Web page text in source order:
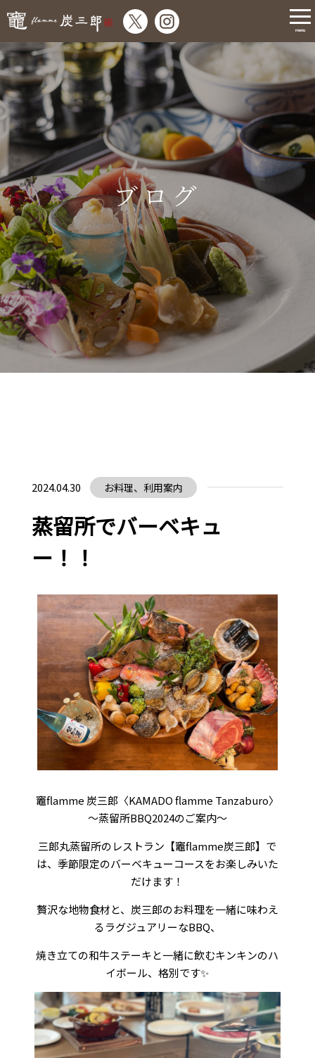
menu
ブログ
2024.04.30 お料理、利用案内
蒸留所でバーベキュ
ー！！
竈flamme 炭三郎〈KAMADO flamme Tanzaburo〉
〜蒸留所BBQ2024のご案内〜
三郎丸蒸留所のレストラン【竈flamme炭三郎】で
は、季節限定のバーベキューコースをお楽しみいた
だけます！
贅沢な地物食材と、炭三郎のお料理を一緒に味わえ
るラグジュアリーなBBQ、
焼き立ての和牛ステーキと一緒に飲むキンキンのハ
イボール、格別です✨